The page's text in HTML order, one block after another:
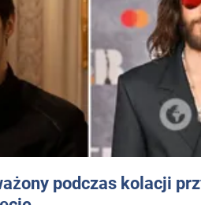
podczas kolacji